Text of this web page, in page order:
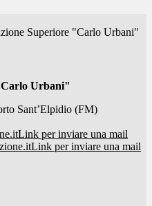
Superiore "Carlo Urbani"
Urbani"
Sant’Elpidio (FM)
Link per inviare una mail
Link per inviare una mail